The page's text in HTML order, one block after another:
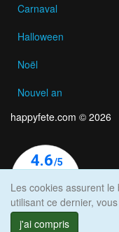
Carnaval
Halloween
Noël
Nouvel an
happyfete.com © 2026
Les cookies assurent
utilisant ce dernier,
j'ai compris